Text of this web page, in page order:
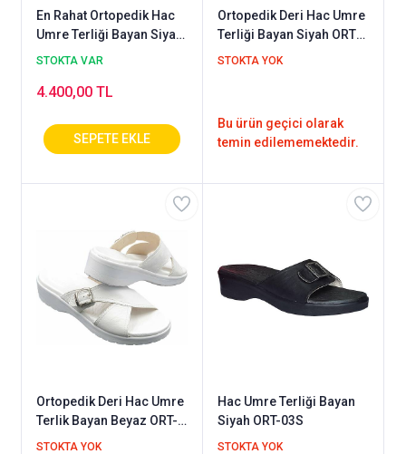
En Rahat Ortopedik Hac
Umre Terliği Bayan Siyah
ORT-07S
STOKTA VAR
4.400,00 TL
Ortopedik Deri Hac Umre
Terliği Bayan Siyah ORT-
01S
STOKTA YOK
Bu ürün geçici olarak
temin edilememektedir.
Ortopedik Deri Hac Umre
Terlik Bayan Beyaz ORT-
05B
STOKTA YOK
Hac Umre Terliği Bayan
Siyah ORT-03S
STOKTA YOK